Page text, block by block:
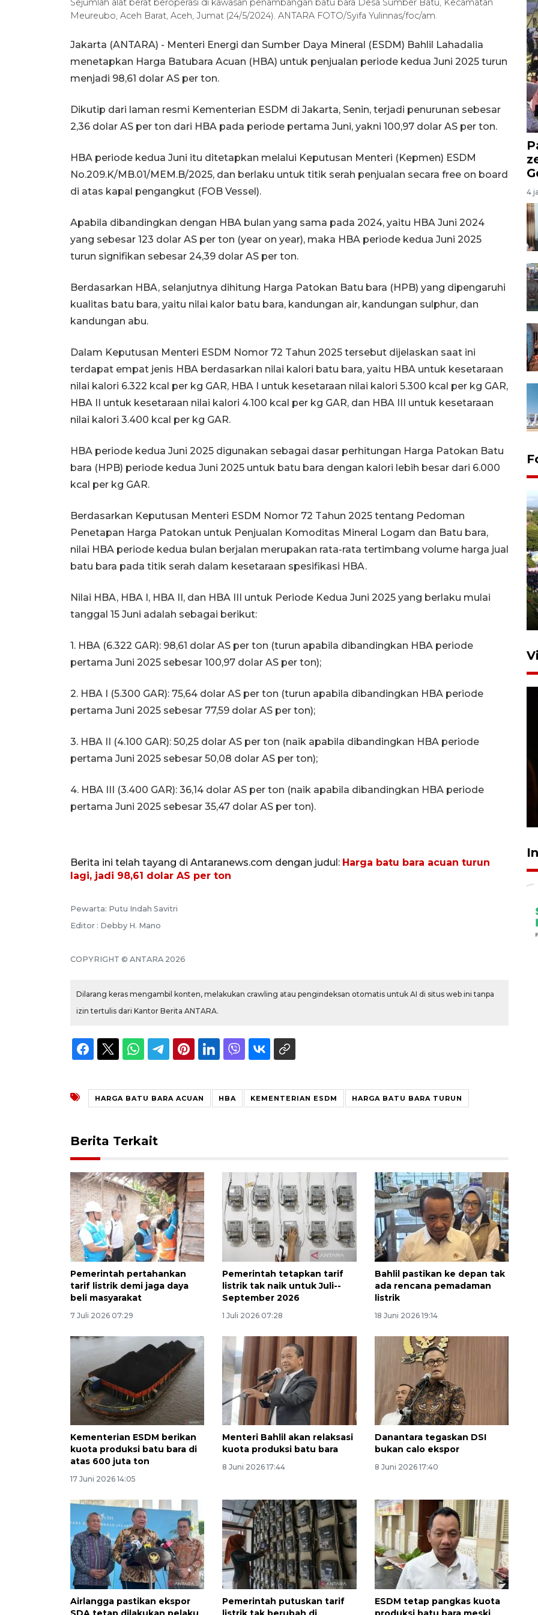
Sejumlah alat berat beroperasi di kawasan penambangan batu bara Desa Sumber Batu, Kecamatan
Meureubo, Aceh Barat, Aceh, Jumat (24/5/2024). ANTARA FOTO/Syifa Yulinnas/foc/am.
Jakarta (ANTARA) - Menteri Energi dan Sumber Daya Mineral (ESDM) Bahlil Lahadalia
menetapkan Harga Batubara Acuan (HBA) untuk penjualan periode kedua Juni 2025 turun
menjadi 98,61 dolar AS per ton.
Dikutip dari laman resmi Kementerian ESDM di Jakarta, Senin, terjadi penurunan sebesar
2,36 dolar AS per ton dari HBA pada periode pertama Juni, yakni 100,97 dolar AS per ton.
HBA periode kedua Juni itu ditetapkan melalui Keputusan Menteri (Kepmen) ESDM
No.209.K/MB.01/MEM.B/2025, dan berlaku untuk titik serah penjualan secara free on board
di atas kapal pengangkut (FOB Vessel).
Apabila dibandingkan dengan HBA bulan yang sama pada 2024, yaitu HBA Juni 2024
yang sebesar 123 dolar AS per ton (year on year), maka HBA periode kedua Juni 2025
turun signifikan sebesar 24,39 dolar AS per ton.
Berdasarkan HBA, selanjutnya dihitung Harga Patokan Batu bara (HPB) yang dipengaruhi
kualitas batu bara, yaitu nilai kalor batu bara, kandungan air, kandungan sulphur, dan
kandungan abu.
Dalam Keputusan Menteri ESDM Nomor 72 Tahun 2025 tersebut dijelaskan saat ini
terdapat empat jenis HBA berdasarkan nilai kalori batu bara, yaitu HBA untuk kesetaraan
nilai kalori 6.322 kcal per kg GAR, HBA I untuk kesetaraan nilai kalori 5.300 kcal per kg GAR,
HBA II untuk kesetaraan nilai kalori 4.100 kcal per kg GAR, dan HBA III untuk kesetaraan
nilai kalori 3.400 kcal per kg GAR.
HBA periode kedua Juni 2025 digunakan sebagai dasar perhitungan Harga Patokan Batu
bara (HPB) periode kedua Juni 2025 untuk batu bara dengan kalori lebih besar dari 6.000
kcal per kg GAR.
Berdasarkan Keputusan Menteri ESDM Nomor 72 Tahun 2025 tentang Pedoman
Penetapan Harga Patokan untuk Penjualan Komoditas Mineral Logam dan Batu bara,
nilai HBA periode kedua bulan berjalan merupakan rata-rata tertimbang volume harga jual
batu bara pada titik serah dalam kesetaraan spesifikasi HBA.
Nilai HBA, HBA I, HBA II, dan HBA III untuk Periode Kedua Juni 2025 yang berlaku mulai
tanggal 15 Juni adalah sebagai berikut:
1. HBA (6.322 GAR): 98,61 dolar AS per ton (turun apabila dibandingkan HBA periode
pertama Juni 2025 sebesar 100,97 dolar AS per ton);
2. HBA I (5.300 GAR): 75,64 dolar AS per ton (turun apabila dibandingkan HBA periode
pertama Juni 2025 sebesar 77,59 dolar AS per ton);
3. HBA II (4.100 GAR): 50,25 dolar AS per ton (naik apabila dibandingkan HBA periode
pertama Juni 2025 sebesar 50,08 dolar AS per ton);
4. HBA III (3.400 GAR): 36,14 dolar AS per ton (naik apabila dibandingkan HBA periode
pertama Juni 2025 sebesar 35,47 dolar AS per ton).
Berita ini telah tayang di Antaranews.com dengan judul: Harga batu bara acuan turun
lagi, jadi 98,61 dolar AS per ton
Pewarta: Putu Indah Savitri
Editor : Debby H. Mano
COPYRIGHT © ANTARA 2026
Dilarang keras mengambil konten, melakukan crawling atau pengindeksan otomatis untuk AI di situs web ini tanpa
izin tertulis dari Kantor Berita ANTARA.
HARGA BATU BARA ACUAN HBA KEMENTERIAN ESDM HARGA BATU BARA TURUN
Berita Terkait
Pemerintah pertahankan
tarif listrik demi jaga daya
beli masyarakat
7 Juli 2026 07:29
Pemerintah tetapkan tarif
listrik tak naik untuk Juli--
September 2026
1 Juli 2026 07:28
Bahlil pastikan ke depan tak
ada rencana pemadaman
listrik
18 Juni 2026 19:14
Kementerian ESDM berikan
kuota produksi batu bara di
atas 600 juta ton
17 Juni 2026 14:05
Menteri Bahlil akan relaksasi
kuota produksi batu bara
8 Juni 2026 17:44
Danantara tegaskan DSI
bukan calo ekspor
8 Juni 2026 17:40
Airlangga pastikan ekspor
Pemerintah putuskan tarif
ESDM tetap pangkas kuota
4
UPACARA HUT KE-78
GORONTALO
Ramadhan
Awas penipuan berbasis AI
2026-08-07 13:45:00